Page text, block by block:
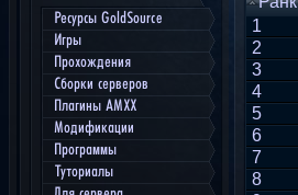
Ресурсы GoldSource
Игры
Прохождения
Сборки серверов
Плагины AMXX
Модификации
Программы
Туториалы
1
2
3
4
5
6
7
8